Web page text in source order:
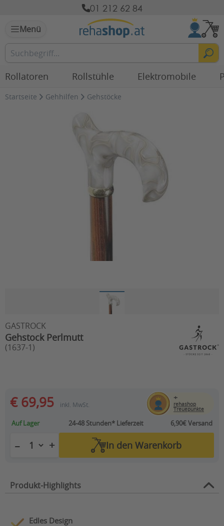
01 212 62 84
Menü
Rollatoren Rollstühle Elektromobile
Startseite Gehhilfen Gehstöcke
GASTROCK
Gehstock Perlmutt
(1637-1)
€ 69,95 inkl. MwSt.
+
rehashop
Treuepunkte
Auf Lager 24-48 Stunden*Lieferzeit 6,90€ Versand
− + In den Warenkorb
Produkt-Highlights
Edles Design